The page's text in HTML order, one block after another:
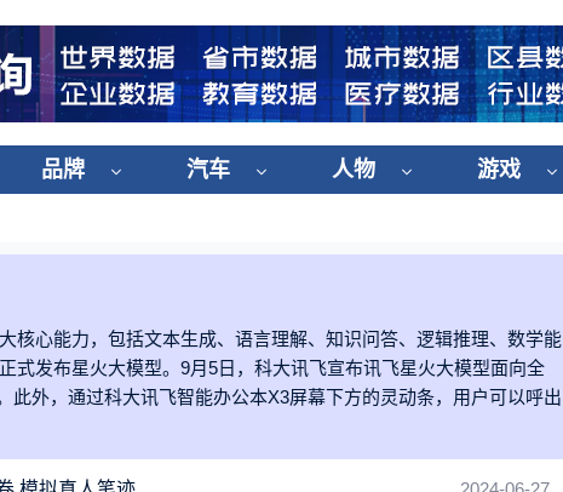
品牌 汽车 人物 游戏
核心能力，包括文本生成、语言理解、知识问答、逻辑推理、数学能
式发布星火大模型。9月5日，科大讯飞宣布讯飞星火大模型面向全
外，通过科大讯飞智能办公本X3屏幕下方的灵动条，用户可以呼出